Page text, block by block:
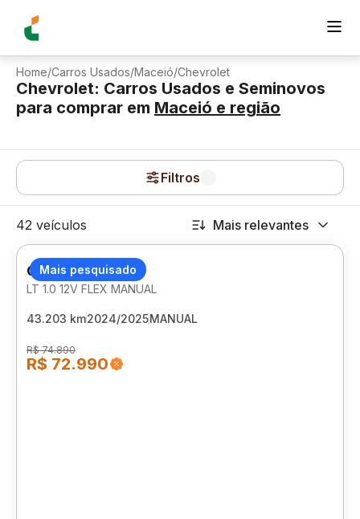
Home/Carros Usados/Maceió/Chevrolet
Chevrolet: Carros Usados e Seminovos
para comprar em Maceió e região
Filtros
42 veículos Mais relevantes
Mais pesquisado
CHEVROLET ONIX
LT 1.0 12V FLEX MANUAL
43.203 km2024/2025MANUAL
R$ 74.890
R$ 72.990